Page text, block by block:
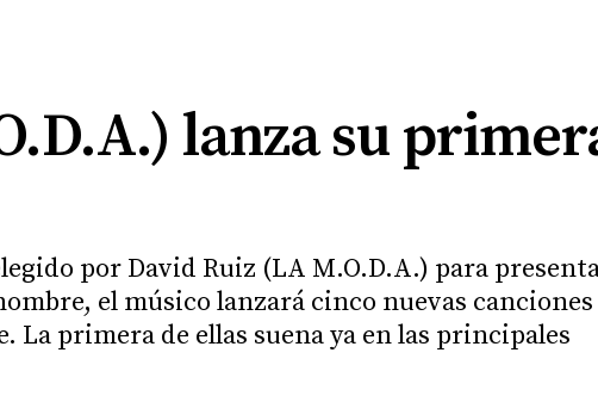
lanza su
por David Ruiz (LA M.O.D.A.) para
el músico lanzará cinco nuevas canciones
La primera de ellas suena ya en las principales